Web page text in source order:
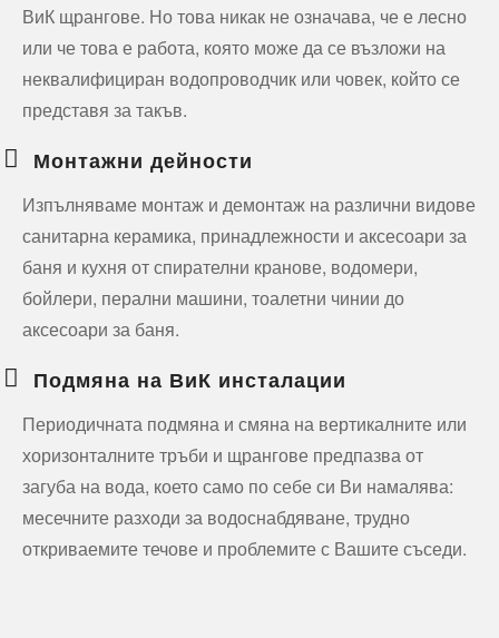
ВиК щрангове. Но това никак не означава, че е лесно
или че това е работа, която може да се възложи на
неквалифициран водопроводчик или човек, който се
представя за такъв.
Монтажни дейности
Изпълняваме монтаж и демонтаж на различни видове
санитарна керамика, принадлежности и аксесоари за
баня и кухня от спирателни кранове, водомери,
бойлери, перални машини, тоалетни чинии до
аксесоари за баня.
Подмяна на ВиК инсталации
Периодичната подмяна и смяна на вертикалните или
хоризонталните тръби и щрангове предпазва от
загуба на вода, което само по себе си Ви намалява:
месечните разходи за водоснабдяване, трудно
откриваемите течове и проблемите с Вашите съседи.